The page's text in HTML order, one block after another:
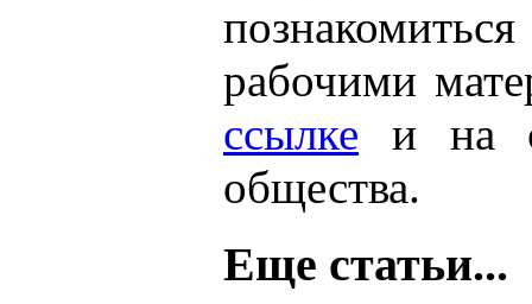
рабочими
ссылке и на
общества.
Еще статьи...